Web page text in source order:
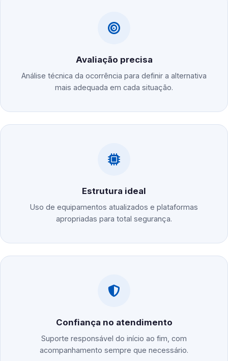
Avaliação precisa
Análise técnica da ocorrência para definir a alternativa
mais adequada em cada situação.
Estrutura ideal
Uso de equipamentos atualizados e plataformas
apropriadas para total segurança.
Confiança no atendimento
Suporte responsável do início ao fim, com
acompanhamento sempre que necessário.